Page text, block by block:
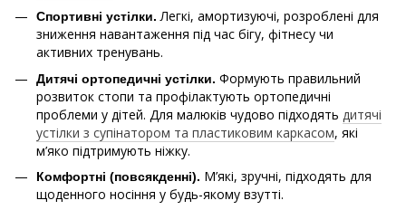
Спортивні устілки. Легкі, амортизуючі, розроблені для
зниження навантаження під час бігу, фітнесу чи
активних тренувань.
Дитячі ортопедичні устілки. Формують правильний
розвиток стопи та профілактують ортопедичні
проблеми у дітей. Для малюків чудово підходять дитячі
устілки з супінатором та пластиковим каркасом, які
м’яко підтримують ніжку.
Комфортні (повсякденні). М’які, зручні, підходять для
щоденного носіння у будь-якому взутті.